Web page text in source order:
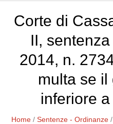
Corte di
II,
2014, n.
multa se
inferiore
Home /Sentenze - Ordinanze